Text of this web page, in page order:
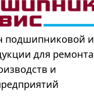
подшипниковой и
для ремонта
и